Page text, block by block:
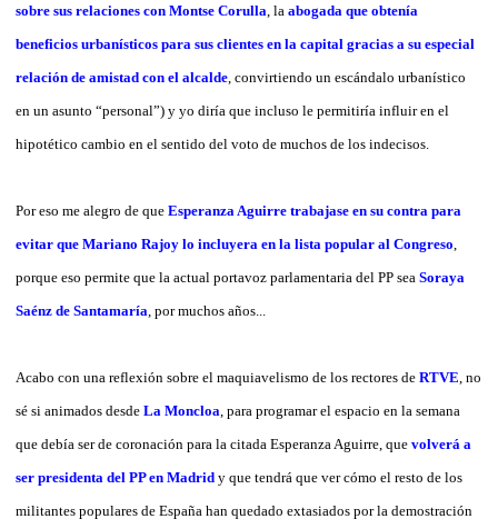
sobre sus relaciones con Montse Corulla , la abogada que obtenía
beneficios urbanísticos para sus clientes en la capital gracias a su especial
relación de amistad con el alcalde , convirtiendo un escándalo urbanístico
en un asunto “personal”) y yo diría que incluso le permitiría influir en el
hipotético cambio en el sentido del voto de muchos de los indecisos.
Por eso me alegro de que Esperanza Aguirre trabajase en su contra para
evitar que Mariano Rajoy lo incluyera en la lista popular al Congreso
porque eso permite que la actual portavoz parlamentaria del PP sea Soraya
Saénz de Santamaría , por muchos años...
Acabo con una reflexión sobre el maquiavelismo de los rectores de RTVE , no
sé si animados desde La Moncloa , para programar el espacio en la semana
que debía ser de coronación para la citada Esperanza Aguirre, que volverá a
ser presidenta del PP en Madrid y que tendrá que ver cómo el resto de los
militantes populares de España han quedado extasiados por la demostración